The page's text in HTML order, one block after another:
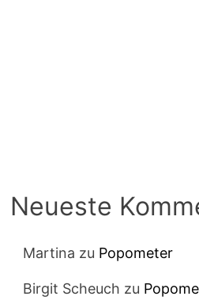
Neueste
Martina zu Popometer
Birgit Scheuch zu